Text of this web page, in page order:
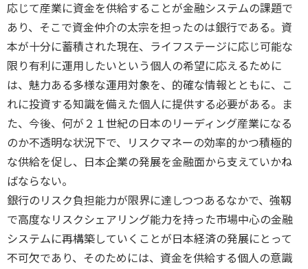
応じて産業に資金を供給することが金融システムの課題で
あり、そこで資金仲介の太宗を担ったのは銀行である。資
本が十分に蓄積された現在、ライフステージに応じ可能な
限り有利に運用したいという個人の希望に応えるために
は、魅力ある多様な運用対象を、的確な情報とともに、こ
れに投資する知識を備えた個人に提供する必要がある。ま
た、今後、何が２１世紀の日本のリーディング産業になる
のか不透明な状況下で、リスクマネーの効率的かつ積極的
な供給を促し、日本企業の発展を金融面から支えていかね
ばならない。
銀行のリスク負担能力が限界に達しつつあるなかで、強靱
で高度なリスクシェアリング能力を持った市場中心の金融
システムに再構築していくことが日本経済の発展にとって
不可欠であり、そのためには、資金を供給する個人の意識